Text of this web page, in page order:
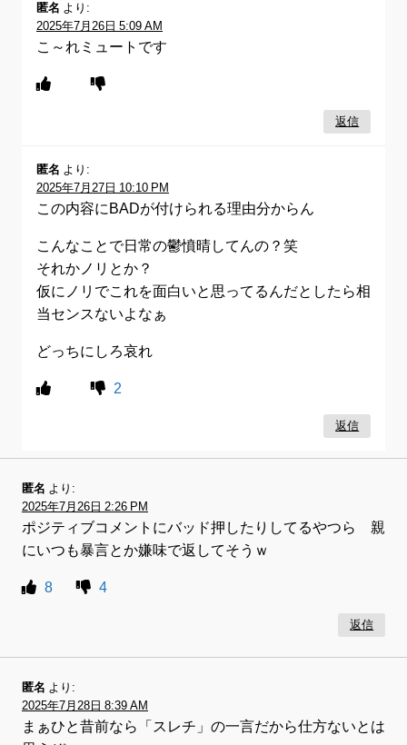
匿名 より:
2025年7月26日 5:09 AM
こ～れミュートです
返信
匿名 より:
2025年7月27日 10:10 PM
この内容にBADが付けられる理由分からん
こんなことで日常の鬱憤晴してんの？笑
それかノリとか？
仮にノリでこれを面白いと思ってるんだとしたら相
当センスないよなぁ
どっちにしろ哀れ
2
返信
匿名 より:
2025年7月26日 2:26 PM
ポジティブコメントにバッド押したりしてるやつら 親
にいつも暴言とか嫌味で返してそうｗ
8 4
返信
匿名 より:
2025年7月28日 8:39 AM
まぁひと昔前なら「スレチ」の一言だから仕方ないとは